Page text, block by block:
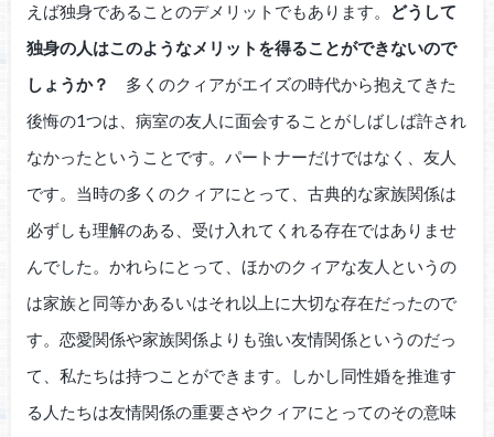
えば独身であることのデメリットでもあります。
どうして
独身の人はこのようなメリットを得ることができないので
しょうか？
多くのクィアがエイズの時代から抱えてきた
後悔の1つは、病室の友人に面会することがしばしば許され
なかったということです。パートナーだけではなく、友人
です。当時の多くのクィアにとって、古典的な家族関係は
必ずしも理解のある、受け入れてくれる存在ではありませ
んでした。かれらにとって、ほかのクィアな友人というの
は家族と同等かあるいはそれ以上に大切な存在だったので
す。恋愛関係や家族関係よりも強い友情関係というのだっ
て、私たちは持つことができます。しかし同性婚を推進す
る人たちは友情関係の重要さやクィアにとってのその意味